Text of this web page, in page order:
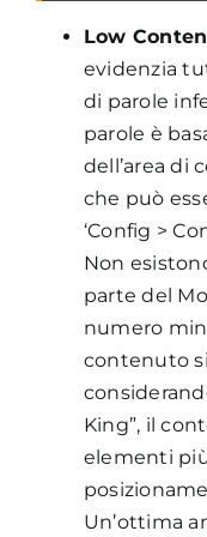
Low
evidenzia
di parole
parole è
dell’area di
che può
‘Config >
Non
parte del
numero
contenuto
King”, il
elementi
Un’ottima